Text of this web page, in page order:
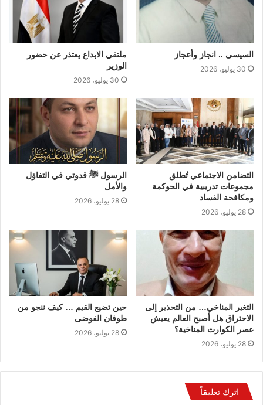
السيسى .. انجاز وأعجاز
30 يوليو، 2026
ملتقي الابداع يعتذر عن حضور
الوزير
30 يوليو، 2026
التضامن الاجتماعي تُطلق
مجموعات تدريبية في الحوكمة
ومكافحة الفساد
28 يوليو، 2026
الرسول ﷺ قدوتي في التفاؤل
والأمل
28 يوليو، 2026
التغير المناخي… من التحذير إلى
الاحتراق هل أصبح العالم يعيش
عصر الكوارث المناخية؟
28 يوليو، 2026
حين تضيع القيم … كيف ننجو من
طوفان الفوضى
28 يوليو، 2026
اترك تعليقاً